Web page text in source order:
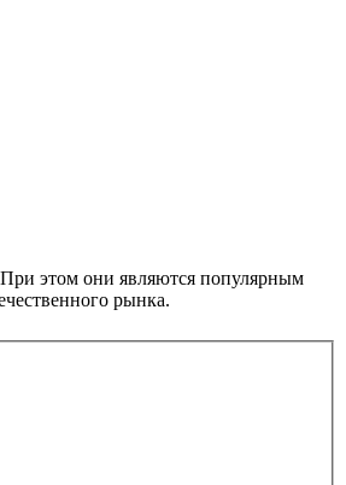
этом они являются популярным
рынка.